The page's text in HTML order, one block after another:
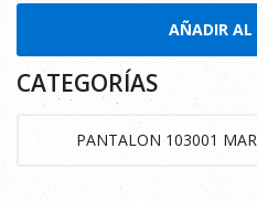
AÑADIR AL
CATEGORÍAS